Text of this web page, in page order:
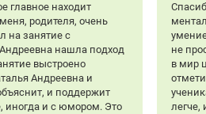
главное находит
родителя, очень
на занятие с
нашла подход
выстроено
Андреевна и
и поддержит
иногда и с юмором. Это
не
в мир
легче,